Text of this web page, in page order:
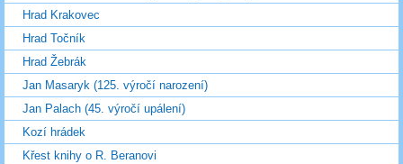
Hrad Krakovec
Hrad Točník
Hrad Žebrák
Jan Masaryk (125. výročí narození)
Jan Palach (45. výročí upálení)
Kozí hrádek
Křest knihy o R. Beranovi